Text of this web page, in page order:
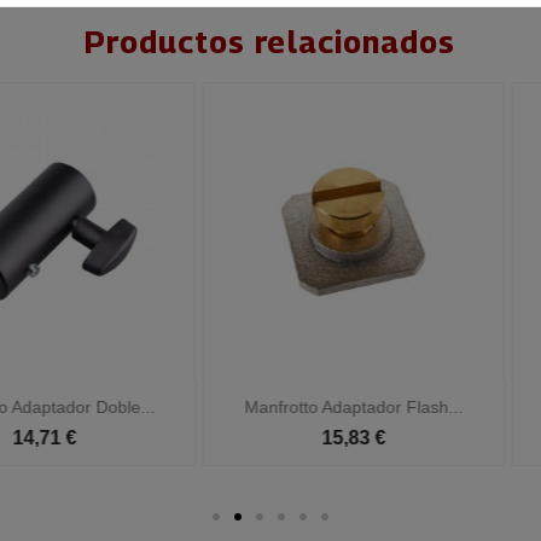
Productos relacionados
Manfrotto Adaptador Flash...
Vista rápida Manfrotto Adaptador Hembra...
Vista rápida